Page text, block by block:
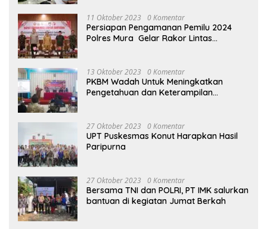
11 Oktober 2023 0 Komentar
Persiapan Pengamanan Pemilu 2024
Polres Mura Gelar Rakor Lintas
13 Oktober 2023 0 Komentar
PKBM Wadah Untuk Meningkatkan
Pengetahuan dan Keterampilan
27 Oktober 2023 0 Komentar
UPT Puskesmas Konut Harapkan Hasil
Paripurna
27 Oktober 2023 0 Komentar
Bersama TNI dan POLRI, PT IMK salurkan
bantuan di kegiatan Jumat Berkah